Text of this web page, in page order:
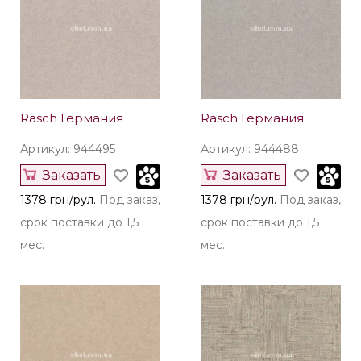
Rasch Германия
Артикул: 944495
Заказать
1378 грн/рул. Под заказ,
срок поставки до 1,5
мес.
Rasch Германия
Артикул: 944488
Заказать
1378 грн/рул. Под заказ,
срок поставки до 1,5
мес.